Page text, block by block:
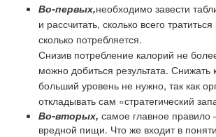
Во-первых,необходимо завести
и рассчитать, сколько всего
сколько потребляется.
Снизив потребление калорий не
можно добиться результата. Снижать
больший уровень не нужно, так как
откладывать сам «стратегический
Во-вторых, самое главное правило
вредной пищи. Что же входит в